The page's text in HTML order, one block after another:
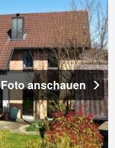
Foto anschauen